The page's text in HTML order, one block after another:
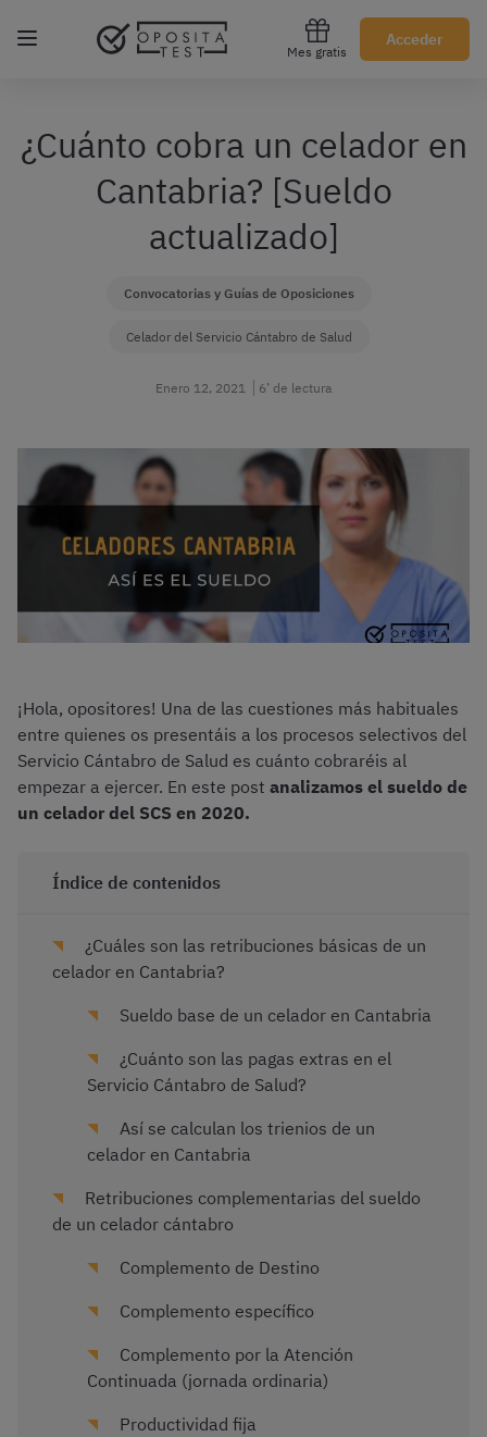
Mes gratis
Acceder
Regístrate gratis
¿Cuánto cobra un celador en
Cantabria? [Sueldo
actualizado]
Convocatorias y Guías de Oposiciones
Celador del Servicio Cántabro de Salud
Enero 12, 2021 6’ de lectura
¡Hola, opositores! Una de las cuestiones más habituales
entre quienes os presentáis a los procesos selectivos del
Servicio Cántabro de Salud es cuánto cobraréis al
empezar a ejercer. En este post analizamos el sueldo de
un celador del SCS en 2020.
Índice de contenidos
¿Cuáles son las retribuciones básicas de un
celador en Cantabria?
Sueldo base de un celador en Cantabria
¿Cuánto son las pagas extras en el
Servicio Cántabro de Salud?
Así se calculan los trienios de un
celador en Cantabria
Retribuciones complementarias del sueldo
de un celador cántabro
Complemento de Destino
Complemento específico
Complemento por la Atención
Continuada (jornada ordinaria)
Productividad fija